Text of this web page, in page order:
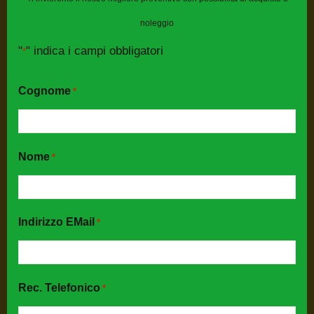
noleggio
"*" indica i campi obbligatori
Cognome *
Nome *
Indirizzo EMail *
Rec. Telefonico *